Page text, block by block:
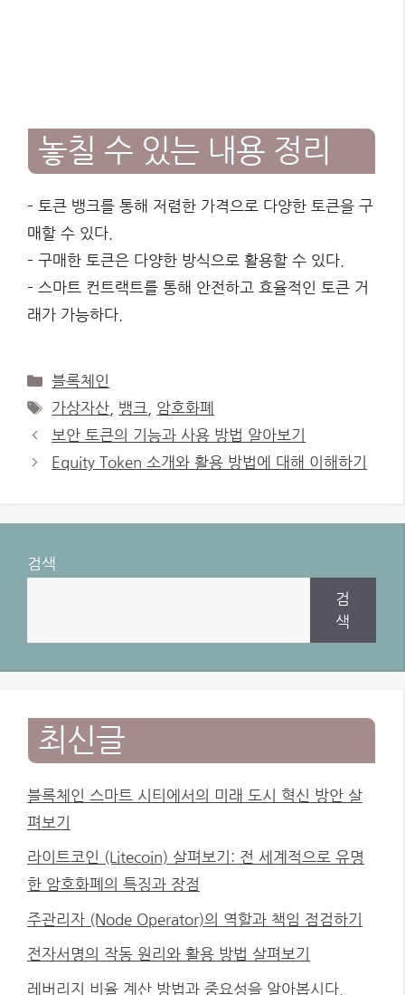
놓칠 수 있는 내용 정리
– 토큰 뱅크를 통해 저렴한 가격으로 다양한 토큰을 구
매할 수 있다.
– 구매한 토큰은 다양한 방식으로 활용할 수 있다.
– 스마트 컨트랙트를 통해 안전하고 효율적인 토큰 거
래가 가능하다.
Categories
블록체인
Tags
가상자산 뱅크
암호화폐
보안 토큰의 기능과 사용 방법 알아보기
Equity Token 소개와 활용 방법에 대해 이해하기
검색
검
색
최신글
블록체인 스마트 시티에서의 미래 도시 혁신 방안 살
펴보기
라이트코인 (Litecoin) 살펴보기: 전 세계적으로 유명
한 암호화폐의 특징과 장점
주관리자 (Node Operator)의 역할과 책임 점검하기
전자서명의 작동 원리와 활용 방법 살펴보기
레버리지 비율 계산 방법과 중요성을 알아봅시다.